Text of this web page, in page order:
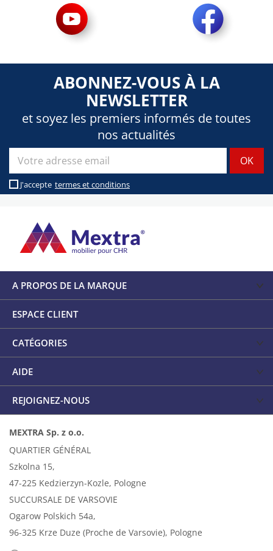
ABONNEZ-VOUS À LA
NEWSLETTER
et soyez les premiers informés de toutes
nos actualités
J'accepte termes et conditions
A PROPOS DE LA MARQUE
ESPACE CLIENT
CATÉGORIES
AIDE
REJOIGNEZ-NOUS
MEXTRA Sp. z o.o.
QUARTIER GÉNÉRAL
Szkolna 15,
47-225 Kedzierzyn-Kozle, Pologne
SUCCURSALE DE VARSOVIE
Ogarow Polskich 54a,
96-325 Krze Duze (Proche de Varsovie), Pologne